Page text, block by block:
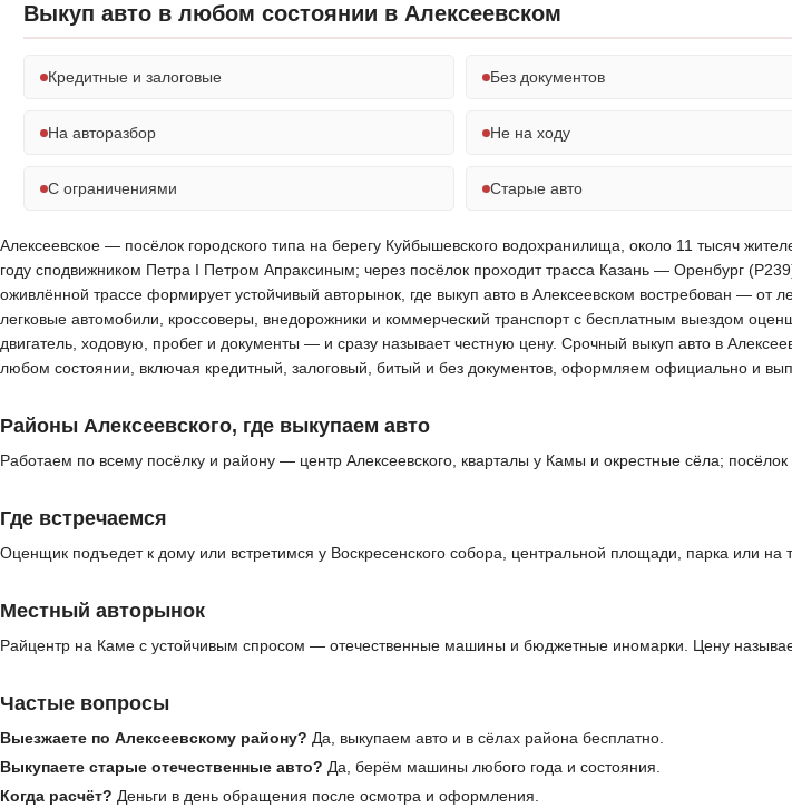
Выкуп авто в любом состоянии в Алексеевском
Кредитные и залоговые Без документов
На авторазбор Не на ходу
С ограничениями Старые авто
Алексеевское — посёлок городского типа на берегу Куйбышевского водохранилища, около 11 тысяч
году сподвижником Петра I Петром Апраксиным; через посёлок проходит трасса Казань — Оренбург
оживлённой трассе формирует устойчивый авторынок, где выкуп авто в Алексеевском востребован —
легковые автомобили, кроссоверы, внедорожники и коммерческий транспорт с бесплатным выездом
двигатель, ходовую, пробег и документы — и сразу называет честную цену. Срочный выкуп авто в
любом состоянии, включая кредитный, залоговый, битый и без документов, оформляем официально и
Районы Алексеевского, где выкупаем авто
Работаем по всему посёлку и району — центр Алексеевского, кварталы у Камы и окрестные сёла;
Где встречаемся
Оценщик подъедет к дому или встретимся у Воскресенского собора, центральной площади, парка или на
Местный авторынок
Райцентр на Каме с устойчивым спросом — отечественные машины и бюджетные иномарки. Цену
Частые вопросы
Выезжаете по Алексеевскому району? Да, выкупаем авто и в сёлах района бесплатно.
Выкупаете старые отечественные авто? Да, берём машины любого года и состояния.
Когда расчёт? Деньги в день обращения после осмотра и оформления.